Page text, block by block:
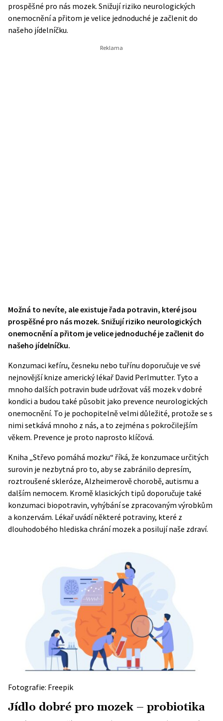
prospěšné pro nás mozek. Snižují riziko neurologických
onemocnění a přitom je velice jednoduché je začlenit do
našeho jídelníčku.
Možná to nevíte, ale existuje řada potravin, které jsou
prospěšné pro nás mozek. Snižují riziko neurologických
onemocnění a přitom je velice jednoduché je začlenit do
našeho jídelníčku.
Konzumaci kefíru, česneku nebo tuřínu doporučuje ve své
nejnovější knize americký lékař David Perlmutter. Tyto a
mnoho dalších potravin bude udržovat váš mozek v dobré
kondici a budou také působit jako prevence neurologických
onemocnění. To je pochopitelně velmi důležité, protože se s
nimi setkává mnoho z nás, a to zejména s pokročilejším
věkem. Prevence je proto naprosto klíčová.
Kniha „Střevo pomáhá mozku“ říká, že konzumace určitých
surovin je nezbytná pro to, aby se zabránilo depresím,
roztroušené skleróze, Alzheimerově chorobě, autismu a
dalším nemocem. Kromě klasických tipů doporučuje také
konzumaci biopotravin, vyhýbání se zpracovaným výrobkům
a konzervám. Lékař uvádí některé potraviny, které z
dlouhodobého hlediska chrání mozek a posilují naše zdraví.
Fotografie: Freepik
Jídlo dobré pro mozek – probiotika